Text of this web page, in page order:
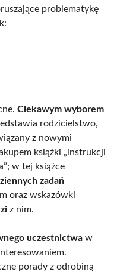
problematykę
Ciekawym wyborem
rodzicielstwo,
z nowymi
książki „instrukcji
w tej książce
zadań
oraz wskazówki
z nim.
uczestnictwa w
porady z odrobiną